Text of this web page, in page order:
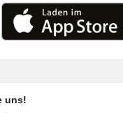
uns!